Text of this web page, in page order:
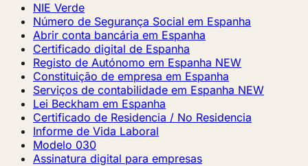
NIE Verde
Número de Segurança Social em Espanha
Abrir conta bancária em Espanha
Certificado digital de Espanha
Registo de Autónomo em Espanha NEW
Constituição de empresa em Espanha
Serviços de contabilidade em Espanha NEW
Lei Beckham em Espanha
Certificado de Residencia / No Residencia
Informe de Vida Laboral
Modelo 030
Assinatura digital para empresas